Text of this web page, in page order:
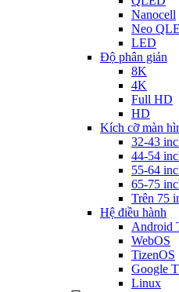
Nanocell
Neo
LED
Độ phân giản
8K
4K
Full HD
HD
Kích cỡ màn
32-43
44-54
55-64
65-75
Trên 75
Hệ điều hành
Android
WebOS
TizenOS
Google
Linux